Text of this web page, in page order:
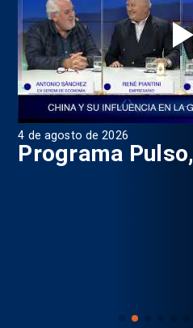
4 de agosto de 2026
Programa